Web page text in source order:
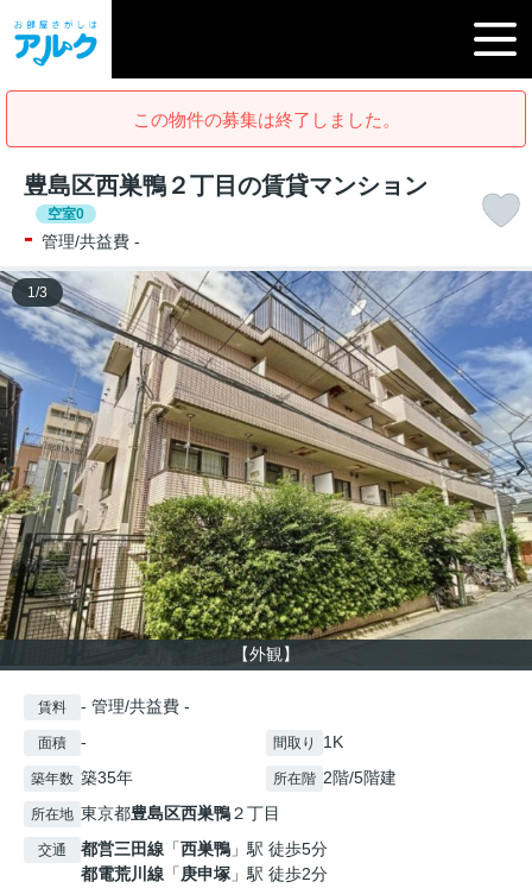
この物件の募集は終了しました。
豊島区西巣鴨２丁目の賃貸マンション
空室0
- 管理/共益費 -
【外観】
1 /3
賃料 - 管理/共益費 -
面積 - 間取り 1K
築年数 築35年 所在階 2階/5階建
所在地 東京都豊島区西巣鴨２丁目
交通 都営三田線 「西巣鴨 」駅 徒歩5分
都電荒川線 「 庚申塚 」駅 徒歩2分